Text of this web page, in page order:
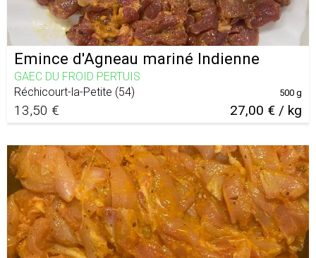
Emince d'Agneau mariné Indienne
GAEC DU FROID PERTUIS
Réchicourt-la-Petite (54)
13,50 € 27,00 € / kg
500 g